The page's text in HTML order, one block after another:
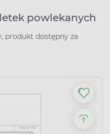
powlekanych
produkt dostępny za